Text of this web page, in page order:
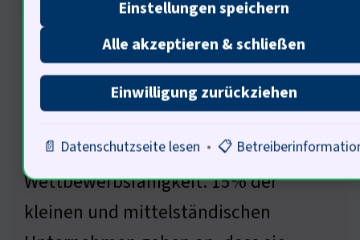
Korruption hat massive ökonomische
Folgen. Schätzungen zufolge kostet
sie die deutsche Wirtschaft jährlich
Summen. Unternehmen verlieren
Wettbewerbsfähigkeit. 15% der
kleinen und mittelständischen
Einstellungen speichern
Alle akzeptieren & schließen
Einwilligung zurückziehen
📄 Datenschutzseite lesen • 📋